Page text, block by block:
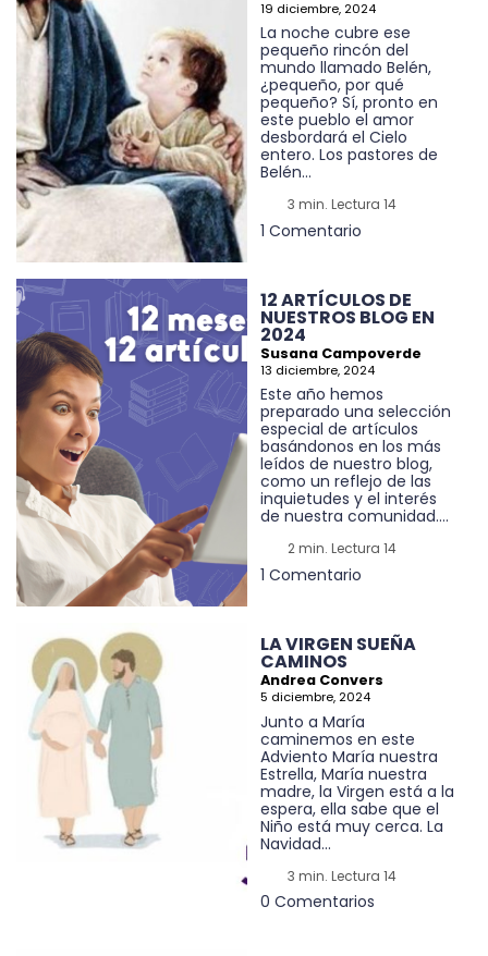
19 diciembre, 2024
La noche cubre ese
pequeño rincón del
mundo llamado Belén,
¿pequeño, por qué
pequeño? Sí, pronto en
este pueblo el amor
desbordará el Cielo
entero. Los pastores de
Belén...
3 min. Lectura 14
1 Comentario
12 ARTÍCULOS DE
NUESTROS BLOG EN
2024
Susana Campoverde
13 diciembre, 2024
Este año hemos
preparado una selección
especial de artículos
basándonos en los más
leídos de nuestro blog,
como un reflejo de las
inquietudes y el interés
de nuestra comunidad....
2 min. Lectura 14
1 Comentario
LA VIRGEN SUEÑA
CAMINOS
Andrea Convers
5 diciembre, 2024
Junto a María
caminemos en este
Adviento María nuestra
Estrella, María nuestra
madre, la Virgen está a la
espera, ella sabe que el
Niño está muy cerca. La
Navidad...
3 min. Lectura 14
0 Comentarios